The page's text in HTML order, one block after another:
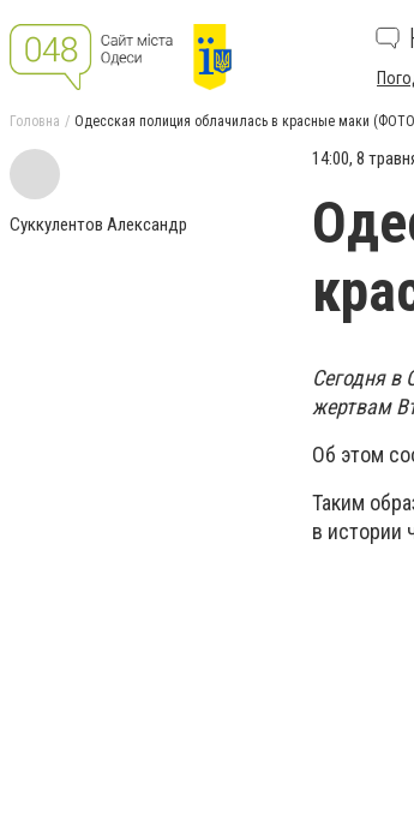
Головна Одесская полиция облачилась в красные маки
Суккулентов Александр
14:00, 8
Сегодня в
жертвам
Об этом
Таким
в истории